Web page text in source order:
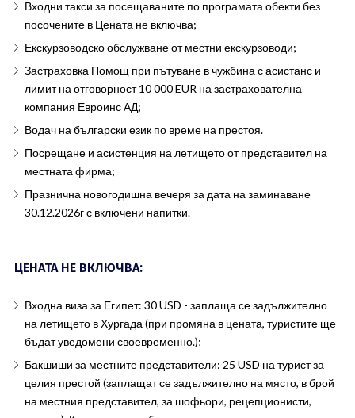
Входни такси за посещаваните по програмата обекти без
посочените в Цената не включва;
Екскурзоводско обслужване от местни екскурзоводи;
Застраховка Помощ при пътуване в чужбина с асистанс и
лимит на отговорност 10 000 EUR на застрахователна
компания Евроинс АД;
Водач на български език по време на престоя.
Посрещане и асистенция на летището от представител на
местната фирма;
Празнична новогодишна вечеря за дата на заминаване
30.12.2026г с включени напитки.
ЦЕНАТА НЕ ВКЛЮЧВА:
Входна виза за Египет: 30 USD - заплаща се задължително
на летището в Хургада (при промяна в цената, туристите ще
бъдат уведомени своевременно.);
Бакшиши за местните представители: 25 USD на турист за
целия престой (заплащат се задължително на място, в брой
на местния представител, за шофьори, рецепционисти,